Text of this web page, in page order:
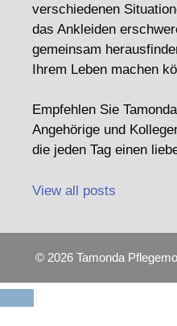
verschiedenen
das Ankleiden
gemeinsam
Ihrem Leben machen
Empfehlen Sie
Angehörige und
die jeden Tag einen
View all posts
© 2026 Tamonda
Schließen